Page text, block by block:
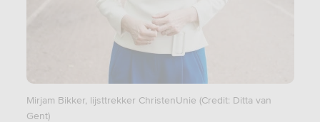
Mirjam Bikker, lijsttrekker ChristenUnie (Credit: Ditta van
Gent)